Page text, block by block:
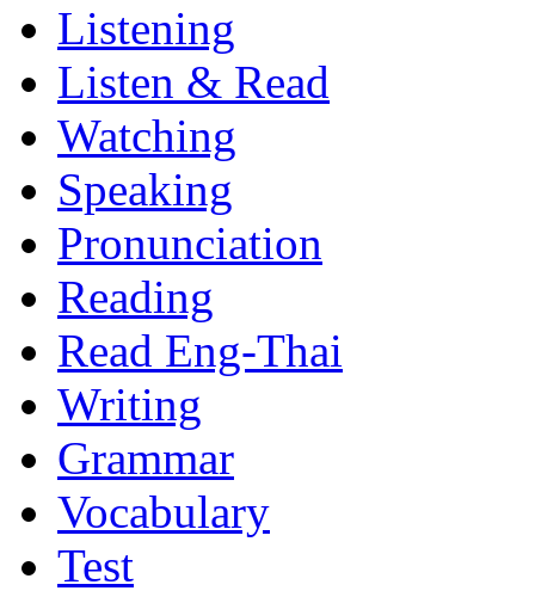
Listening
Listen & Read
Watching
Speaking
Pronunciation
Reading
Read Eng-Thai
Writing
Grammar
Vocabulary
Test